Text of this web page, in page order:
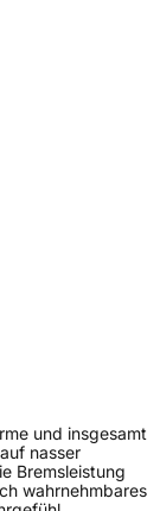
und insgesamt
nasser
Bremsleistung
wahrnehmbares